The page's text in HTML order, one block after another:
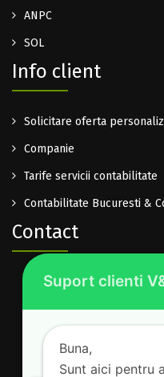
ANPC
SOL
Info client
Solicitare oferta
Companie
Tarife servicii contabilitate
Contabilitate Bucuresti &
Contact
0722.614.940
office@vm-contab.ro
Lu-Vi: 08:30-16:00
Sam-Dum: inchis
Suport clienti
Buna,
Sunt aici pentru